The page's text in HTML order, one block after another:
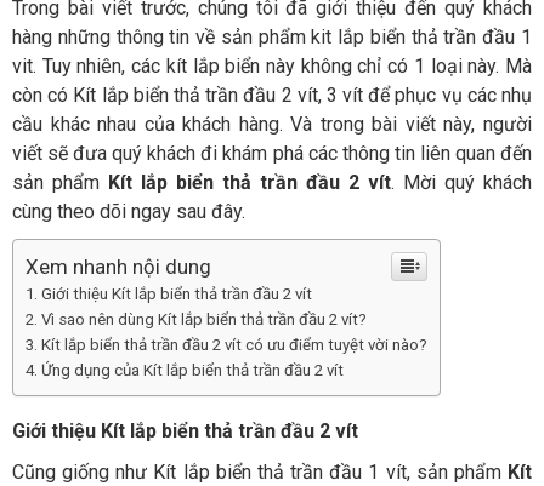
Trong bài viết trước, chúng tôi đã giới thiệu đến quý khách
hàng những thông tin về sản phẩm kit lắp biển thả trần đầu 1
vit. Tuy nhiên, các kít lắp biển này không chỉ có 1 loại này. Mà
còn có Kít lắp biển thả trần đầu 2 vít, 3 vít để phục vụ các nhụ
cầu khác nhau của khách hàng. Và trong bài viết này, người
viết sẽ đưa quý khách đi khám phá các thông tin liên quan đến
sản phẩm Kít lắp biển thả trần đầu 2 vít. Mời quý khách
cùng theo dõi ngay sau đây.
Xem nhanh nội dung
Giới thiệu Kít lắp biển thả trần đầu 2 vít
Vì sao nên dùng Kít lắp biển thả trần đầu 2 vít?
Kít lắp biển thả trần đầu 2 vít có ưu điểm tuyệt vời nào?
Ứng dụng của Kít lắp biển thả trần đầu 2 vít
Giới thiệu Kít lắp biển thả trần đầu 2 vít
Cũng giống như Kít lắp biển thả trần đầu 1 vít, sản phẩm Kít